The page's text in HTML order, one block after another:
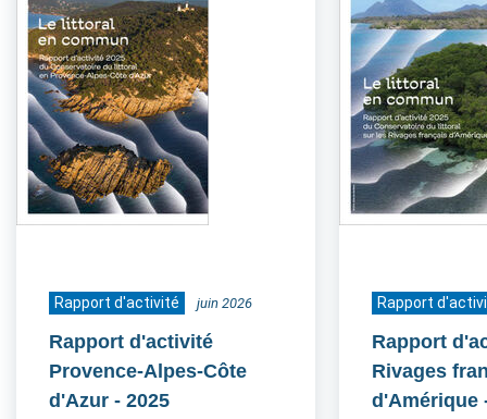
Rapport d'activité juin 2026
Rapport d'activité
Provence-Alpes-Côte
d'Azur - 2025
Rapport
Rapport
Rivages
d'Amérique